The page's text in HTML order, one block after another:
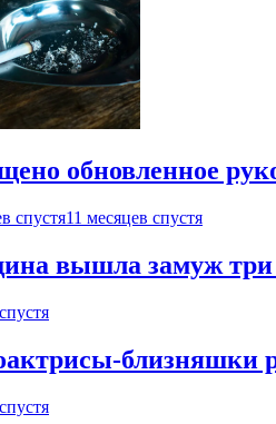
обновленное
спустя11 месяцев спустя
вышла замуж три
близняшки